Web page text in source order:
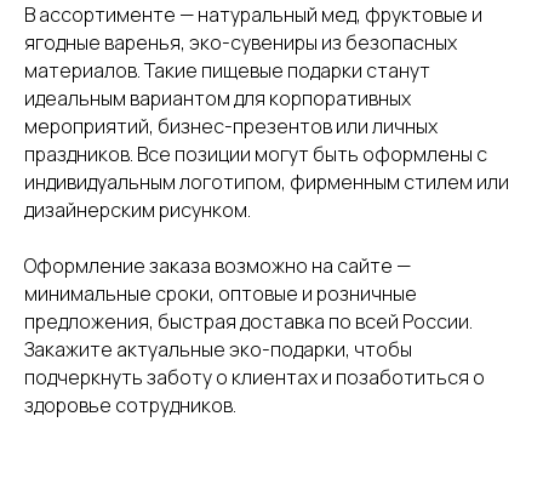
В ассортименте — натуральный мед, фруктовые и
ягодные варенья, эко-сувениры из безопасных
материалов. Такие пищевые подарки станут
идеальным вариантом для корпоративных
мероприятий, бизнес-презентов или личных
праздников. Все позиции могут быть оформлены с
индивидуальным логотипом, фирменным стилем или
дизайнерским рисунком.
Оформление заказа возможно на сайте —
минимальные сроки, оптовые и розничные
предложения, быстрая доставка по всей России.
Закажите актуальные эко-подарки, чтобы
подчеркнуть заботу о клиентах и позаботиться о
здоровье сотрудников.